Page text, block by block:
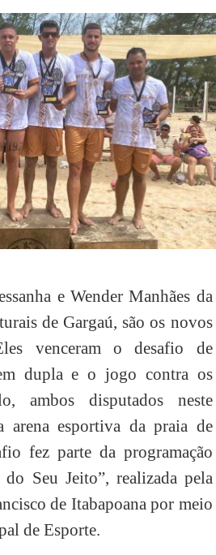
e Wender Manhães da
de Gargaú, são os novos
venceram o desafio de
dupla e o jogo contra os
ambos disputados neste
arena esportiva da praia de
fez parte da programação
Seu Jeito”, realizada pela
de Itabapoana por meio
de Esporte.